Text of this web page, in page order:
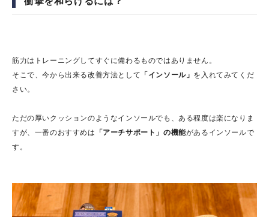
筋力はトレーニングしてすぐに備わるものではありません。
そこで、今から出来る改善方法として 「インソール」 を入れてみてくだ
さい。
ただの厚いクッションのようなインソールでも、ある程度は楽になりま
すが、一番のおすすめは
「アーチサポート」の機能があるインソールで
す。